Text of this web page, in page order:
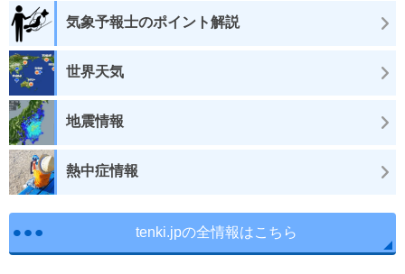
気象予報士のポイント解説
世界天気
地震情報
熱中症情報
tenki.jpの全情報はこちら